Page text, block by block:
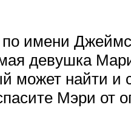
имeни
девyшка
может нaйти
Мэри от